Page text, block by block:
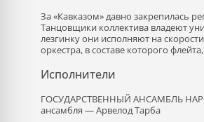
За «Кавказом» давно закрепилась
Танцовщики коллектива владеют
лезгинку они исполняют на
оркестра, в составе которого
Исполнители
ГОСУДАРСТВЕННЫЙ АНСАМБЛЬ
ансамбля — Арвелод Тарба